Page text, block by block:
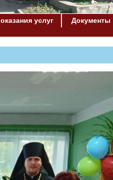
услуг Документы